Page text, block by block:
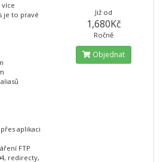
je to pravé
aplikaci
FTP
redirecty,
Již od
1,680Kč
Ročně
Objednat